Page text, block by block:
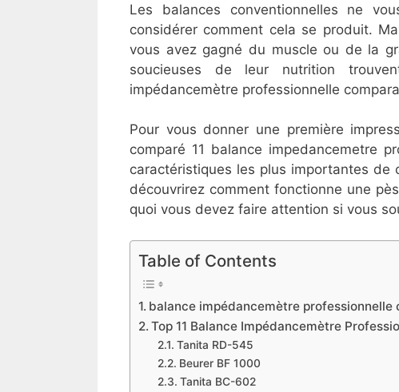
Les balances conventionnelles ne
considérer comment cela se produit.
vous avez gagné du muscle ou de la
soucieuses de leur nutrition
impédancemètre professionnelle
Pour vous donner une première
comparé 11 balance impedancemetre
caractéristiques les plus importantes de
découvrirez comment fonctionne une
quoi vous devez faire attention si vous
Table of Contents
​balance impédancemètre professionnelle
​Top 11 Balance Impédancemètre
Tanita RD-545
​Beurer BF 1000
​Tanita BC-602